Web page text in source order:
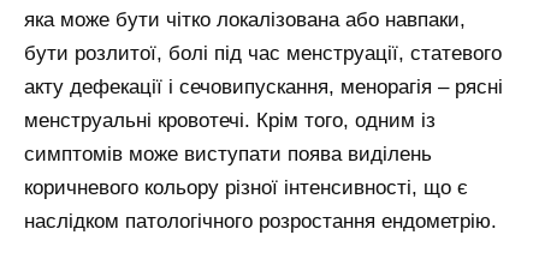
яка може бути чітко локалізована або навпаки,
бути розлитої, болі під час менструації, статевого
акту дефекації і сечовипускання, менорагія – рясні
менструальні кровотечі. Крім того, одним із
симптомів може виступати поява виділень
коричневого кольору різної інтенсивності, що є
наслідком патологічного розростання ендометрію.